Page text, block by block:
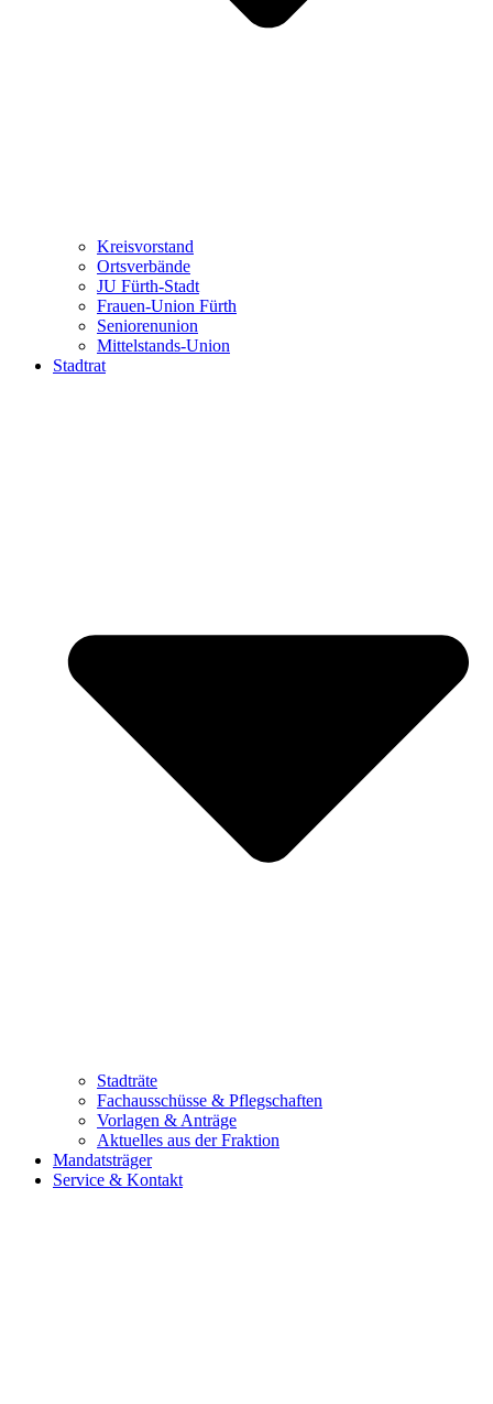
Kreisvorstand
Ortsverbände
JU Fürth-Stadt
Frauen-Union Fürth
Seniorenunion
Mittelstands-Union
Stadtrat
Stadträte
Fachausschüsse & Pflegschaften
Vorlagen & Anträge
Aktuelles aus der Fraktion
Mandatsträger
Service & Kontakt